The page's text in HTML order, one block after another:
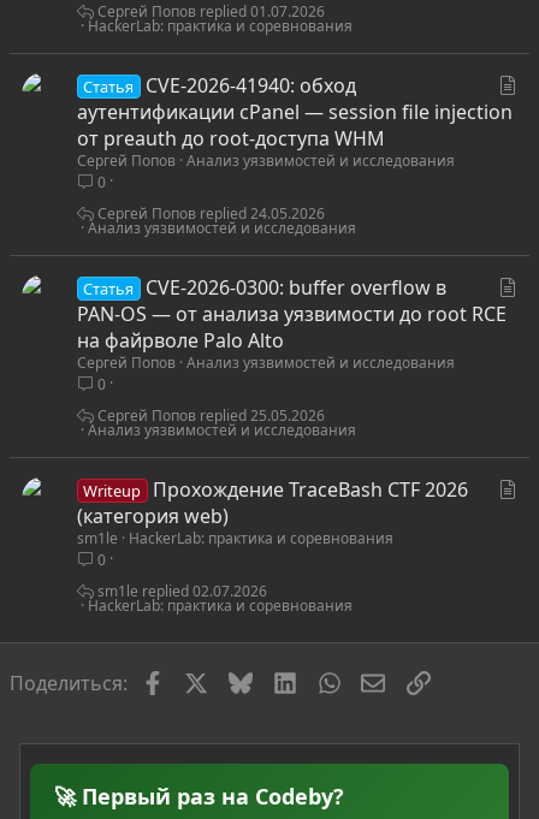
HackerLab: практика и соревнования
01.07.2026
Сергей Попов
Статья
CVE-2026-41940: обход
аутентификации cPanel — session file injection
от preauth до root-доступа WHM
Сергей Попов Анализ уязвимостей и исследования
0
Анализ уязвимостей и исследования
24.05.2026
Сергей Попов
Статья
CVE-2026-0300: buffer overflow в
PAN-OS — от анализа уязвимости до root RCE
на файрволе Palo Alto
Сергей Попов Анализ уязвимостей и исследования
0
Анализ уязвимостей и исследования
25.05.2026
Сергей Попов
Writeup
Прохождение TraceBash CTF 2026
(категория web)
sm1le
HackerLab: практика и соревнования
0
HackerLab: практика и соревнования
02.07.2026
sm1le
Поделиться: FacebookBlueskyLinkedInWhatsAppЭлектронная
Ссылка
🚀 Первый раз на Codeby?